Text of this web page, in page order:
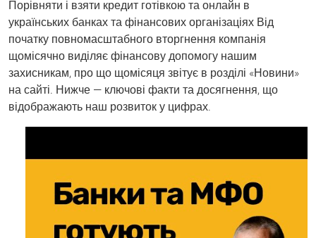
Порівняти і взяти кредит готівкою та онлайн в
українських банках та фінансових організаціях Від
початку повномасштабного вторгнення компанія
щомісячно виділяє фінансову допомогу нашим
захисникам, про що щомісяця звітує в розділі «Новини»
на сайті. Нижче — ключові факти та досягнення, що
відображають наш розвиток у цифрах.